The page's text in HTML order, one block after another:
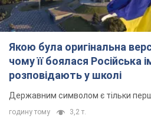
особисте щастя
7 годин тому 6,9 т.
У ПриватБанку розповіли,
долари 1996 року: чи
обмінники та банки такі
Що робити, якщо банки та обмінні
приймають старі долари